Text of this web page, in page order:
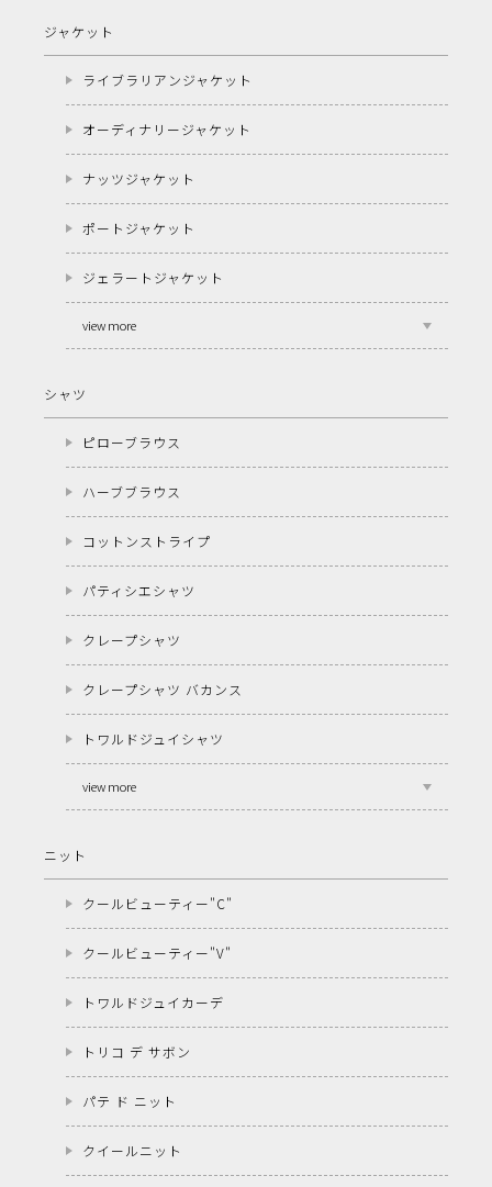
ジャケット
ライブラリアンジャケット
オーディナリージャケット
ナッツジャケット
ポートジャケット
ジェラートジャケット
view more
シャツ
ピローブラウス
ハーブブラウス
コットンストライプ
パティシエシャツ
クレープシャツ
クレープシャツ バカンス
トワルドジュイシャツ
view more
ニット
クールビューティー"C"
クールビューティー"V"
トワルドジュイカーデ
トリコ デ サボン
パテ ド ニット
クイールニット